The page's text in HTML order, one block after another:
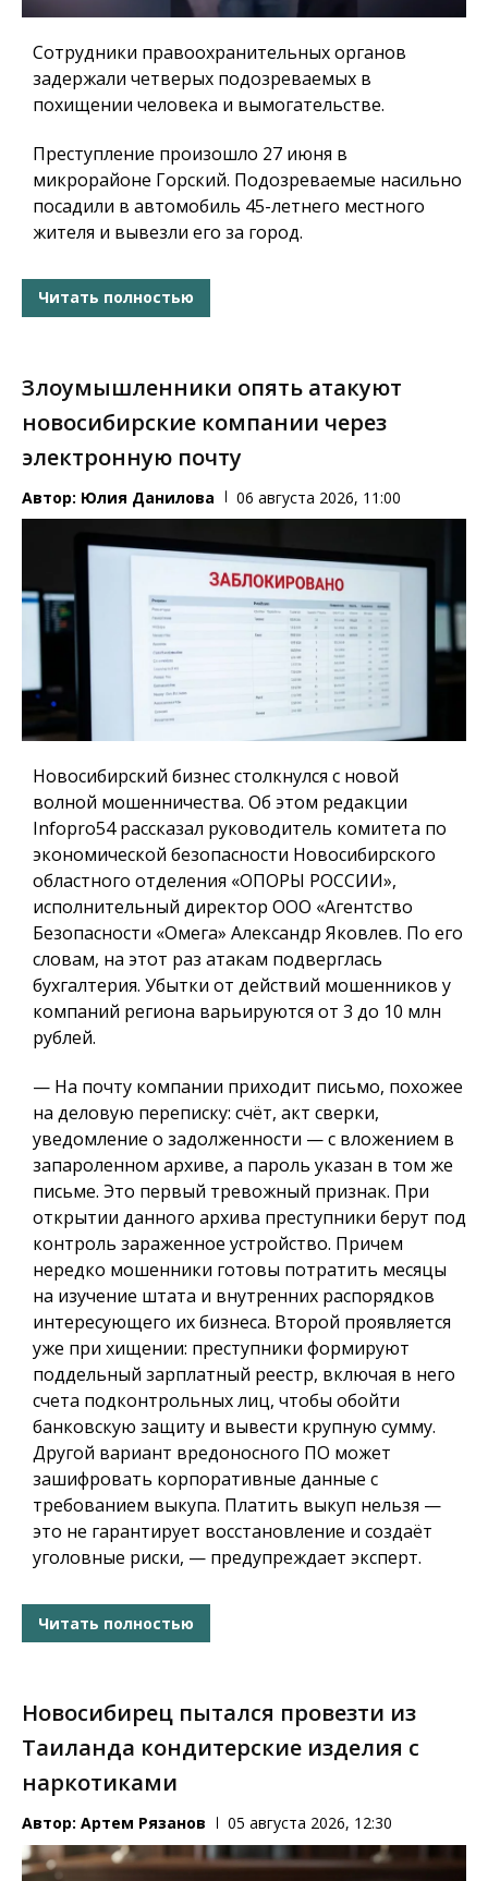
Сотрудники правоохранительных органов
задержали четверых подозреваемых в
похищении человека и вымогательстве.
Преступление произошло 27 июня в
микрорайоне Горский. Подозреваемые насильно
посадили в автомобиль 45-летнего местного
жителя и вывезли его за город.
Читать полностью
Злоумышленники опять атакуют
новосибирские компании через
электронную почту
Автор: Юлия Данилова 06 августа 2026, 11:00
Новосибирский бизнес столкнулся с новой
волной мошенничества. Об этом редакции
Infopro54 рассказал руководитель комитета по
экономической безопасности Новосибирского
областного отделения «ОПОРЫ РОССИИ»,
исполнительный директор ООО «Агентство
Безопасности «Омега» Александр Яковлев. По его
словам, на этот раз атакам подверглась
бухгалтерия. Убытки от действий мошенников у
компаний региона варьируются от 3 до 10 млн
рублей.
— На почту компании приходит письмо, похожее
на деловую переписку: счёт, акт сверки,
уведомление о задолженности — с вложением в
запароленном архиве, а пароль указан в том же
письме. Это первый тревожный признак. При
открытии данного архива преступники берут под
контроль зараженное устройство. Причем
нередко мошенники готовы потратить месяцы
на изучение штата и внутренних распорядков
интересующего их бизнеса. Второй проявляется
уже при хищении: преступники формируют
поддельный зарплатный реестр, включая в него
счета подконтрольных лиц, чтобы обойти
банковскую защиту и вывести крупную сумму.
Другой вариант вредоносного ПО может
зашифровать корпоративные данные с
требованием выкупа. Платить выкуп нельзя —
это не гарантирует восстановление и создаёт
уголовные риски, — предупреждает эксперт.
Читать полностью
Новосибирец пытался провезти из
Таиланда кондитерские изделия с
наркотиками
Автор: Артем Рязанов 05 августа 2026, 12:30